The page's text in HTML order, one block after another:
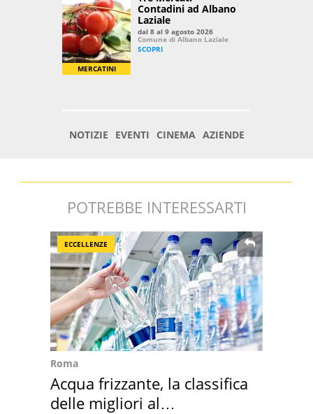
POTREBBE INTERESSARTI
ECCELLENZE
Roma
Acqua frizzante, la classifica
delle migliori al